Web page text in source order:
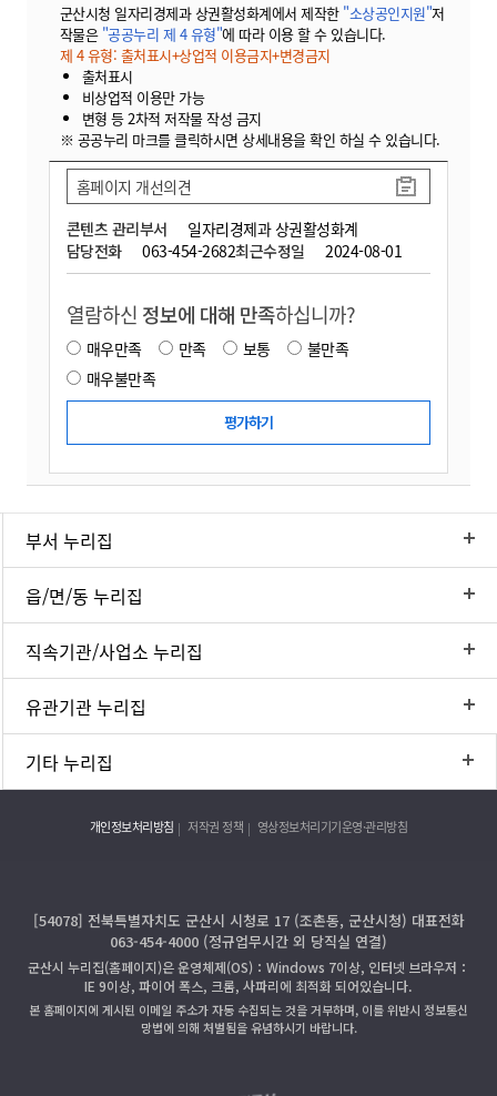
군산시청 일자리경제과 상권활성화계에서 제작한 "소상공인지원"저
작물은 "공공누리 제 4 유형"에 따라 이용 할 수 있습니다.
제 4 유형: 출처표시+상업적 이용금지+변경금지
출처표시
비상업적 이용만 가능
변형 등 2차적 저작물 작성 금지
※ 공공누리 마크를 클릭하시면 상세내용을 확인 하실 수 있습니다.
콘텐츠 관리부서
일자리경제과 상권활성화계
담당전화
063-454-2682최근수정일 2024-08-01
홈페이지 개선의견
열람하신 정보에 대해 만족하십니까?
매우만족 만족 보통
불만족
매우불만족
부서 누리집
읍/면/동 누리집
직속기관/사업소 누리집
유관기관 누리집
기타 누리집
개인정보처리방침 저작권 정책 영상정보처리기기운영·관리방침
[54078] 전북특별자치도 군산시 시청로 17 (조촌동, 군산시청) 대표전화
063-454-4000 (정규업무시간 외 당직실 연결)
군산시 누리집(홈페이지)은 운영체제(OS)：Windows 7이상, 인터넷 브라우저：
IE 9이상, 파이어 폭스, 크롬, 사파리에 최적화 되어있습니다.
본 홈페이지에 게시된 이메일 주소가 자동 수집되는 것을 거부하며, 이를 위반시 정보통신
망법에 의해 처벌됨을 유념하시기 바랍니다.